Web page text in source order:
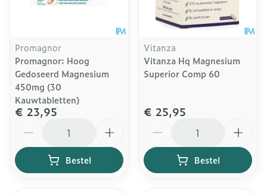
Promagnor
Promagnor: Hoog
Gedoseerd Magnesium
450mg (30
Kauwtabletten)
€ 23,95
Bestel
Vitanza
Vitanza Hq Magnesium
Superior Comp 60
€ 25,95
Bestel